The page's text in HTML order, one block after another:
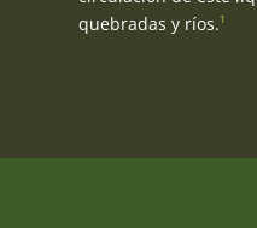
quebradas y ríos.¹